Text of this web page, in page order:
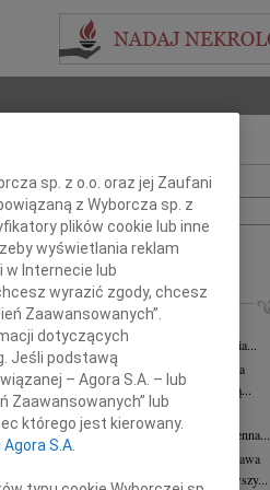
i nazwisko lub numer ogłoszenia:
+ szukanie zaawansowane
NEKROLOGI
Asia Kułakowska 07.08.2026
Asia Kułakowska 8 czerwca 1984 - 9 sierpnia...
Małgorzata Kościelska
Warszawa
Z żalem żegnam prof. Małgorzatę Kościelską...
Janusz Goetze
07.08.2026
Janusz Goetze adwokat 9 lat bez Ciebie Bożenna...
Wacława Stec-Myśliwska
Warszawa
W dniu 4 sierpnia 2026 roku zmarła przeżywszy...
sp. z o.o. oraz jej Zaufani
z Wyborcza sp. z
plików cookie lub inne
wyświetlania reklam
Internecie lub
wyrazić zgody, chcesz
Zaawansowanych”.
dotyczących
Jeśli podstawą
– Agora S.A. – lub
Zaawansowanych” lub
którego jest kierowany.
S.A.